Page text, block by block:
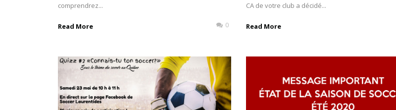
comprendrez...
Read More 0
CA de votre club a décidé...
Read More